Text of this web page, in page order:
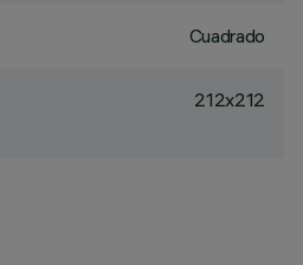
Cuadrado
212x212